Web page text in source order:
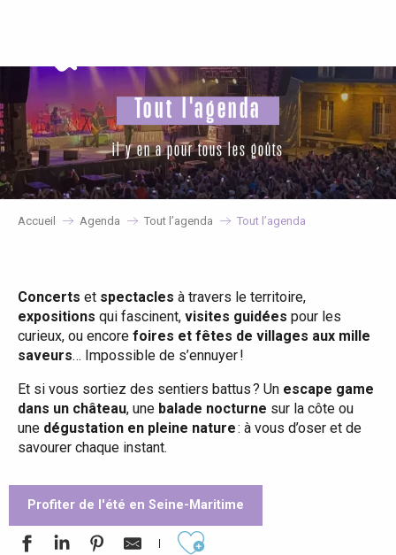
principal
Tout l'agenda
il y en a pour tous les goûts
Accueil Agenda Tout l’agenda Tout l’agenda
Concerts et spectacles à travers le territoire,
expositions qui fascinent, visites guidées pour les
curieux, ou encore foires et fêtes de villages aux mille
saveurs… Impossible de s’ennuyer !
Et si vous sortiez des sentiers battus ? Un escape game
dans un château, une balade nocturne sur la côte ou
une dégustation en pleine nature: à vous d’oser et de
savourer chaque instant.
Profiter de l'été en Seine-Maritime